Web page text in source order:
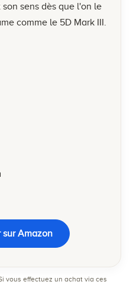
sens dès que l'on le
comme le 5D Mark III.
sur Amazon
vous effectuez un achat via ces